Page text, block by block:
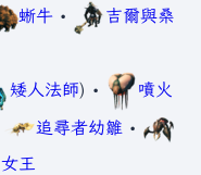
蜥牛 •
吉爾與桑
矮人法師) •
噴火
追尋者幼雛 •
女王